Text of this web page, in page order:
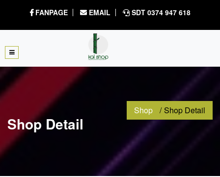
FANPAGE EMAIL SDT 0374 947 618
Shop Detail
Shop Shop Detail